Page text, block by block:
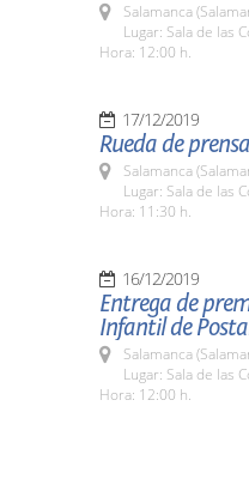
Salamanca
Lugar: Sala de las
Hora: 12:00 h.
17/12/2019
Rueda de
Salamanca
Lugar: Sala de las
Hora: 11:30 h.
16/12/2019
Entrega de
Infantil de
Salamanca
Lugar: Sala de las
Hora: 12:00 h.